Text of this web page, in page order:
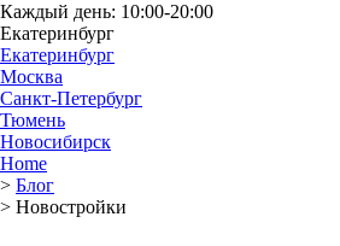
Каждый день: 10:00-20:00
Екатеринбург
Екатеринбург
Москва
Санкт-Петербург
Тюмень
Новосибирск
Home
> Блог
> Новостройки